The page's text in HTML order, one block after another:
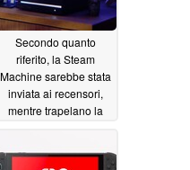
Secondo quanto
riferito, la Steam
Machine sarebbe stata
inviata ai recensori,
mentre trapelano la
confezione06/13/2026